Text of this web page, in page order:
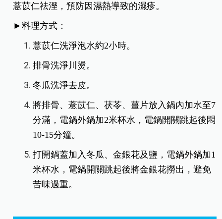
薏苡仁祛溼，預防因濕熱導致的濕疹。
►料理方式：
薏苡仁洗淨泡水約2小時。
排骨洗淨川燙。
冬瓜洗淨去皮。
將排骨、薏苡仁、茯苓、薑片放入鍋內加水至7
分滿，電鍋外鍋加2米杯水，電鍋開關跳起後悶
10-15分鐘。
打開鍋蓋加入冬瓜、金銀花及鹽，電鍋外鍋加1
米杯水，電鍋開關跳起後將金銀花撈出，避免
苦味過重。